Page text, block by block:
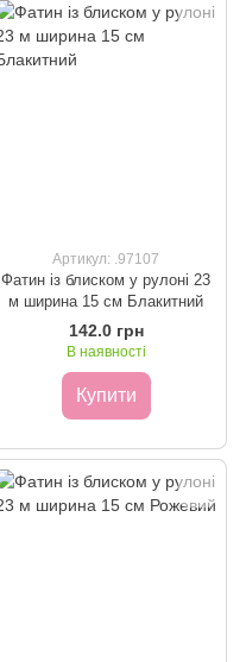
Артикул: .97107
Фатин із блиском у рулоні 23
м ширина 15 см Блакитний
142.0 грн
В наявності
Купити